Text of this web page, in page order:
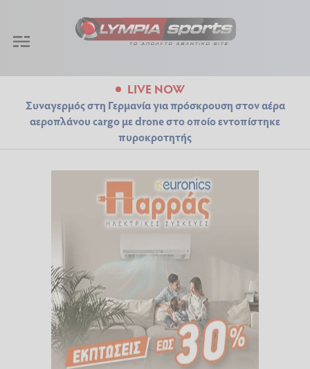
LIVE NOW
Συναγερμός στη Γερμανία για πρόσκρουση στον αέρα
αεροπλάνου cargo με drone στο οποίο εντοπίστηκε
πυροκροτητής